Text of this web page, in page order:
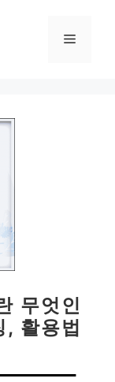
메
무엇인
활용법